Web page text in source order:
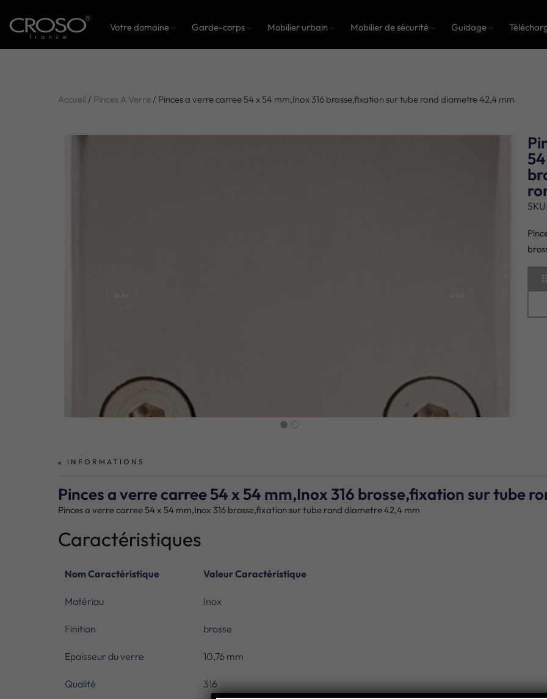
Votre domaine Garde-corps Mobilier urbain Mobilier de sécurité Guidage
Accueil / Pinces A Verre / Pinces a verre carree 54 x 54 mm,Inox 316 brosse,fixation sur tube rond diametre 42,4 mm
prev next
INFORMATIONS
Pinces a verre carree 54 x 54 mm,Inox 316 brosse,fixation sur tube
Pinces a verre carree 54 x 54 mm,Inox 316 brosse,fixation sur tube rond diametre 42,4 mm
Caractéristiques
Nom Caractéristique Valeur Caractéristique
Matériau Inox
Finition brosse
Epaisseur du verre 10,76 mm
Qualité 316